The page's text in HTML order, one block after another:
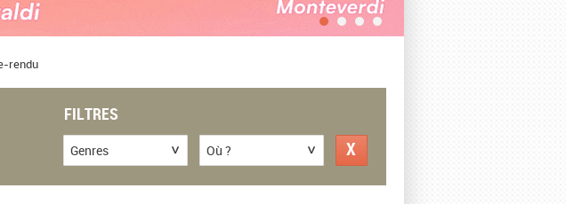
rendu
FILTRES
Genres Où ?